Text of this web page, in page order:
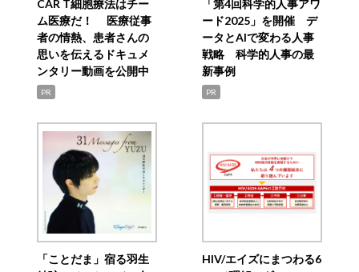
CAR T細胞療法はチー
ム医療だ！ 医療従事
者の情熱、患者さんの
思いを伝えるドキュメ
ンタリー動画を公開中
PR
「第4回科学的人事アワ
ード2025」を開催 デ
ータとAIで変わる人事
戦略 科学的人事の最
新事例
PR
「ことだま」宿る羽生
HIV/エイズにまつわる6